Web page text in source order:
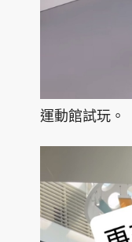
運動館試玩。